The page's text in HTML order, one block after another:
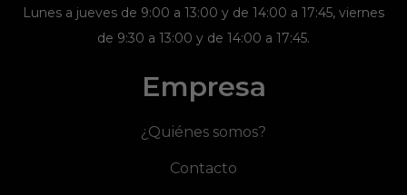
Lunes a jueves de 9:00 a 13:00 y de 14:00 a 17:45, viernes
de 9:30 a 13:00 y de 14:00 a 17:45.
Empresa
¿Quiénes somos?
Contacto